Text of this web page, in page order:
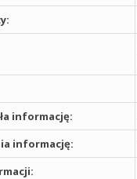
informację:
informację: